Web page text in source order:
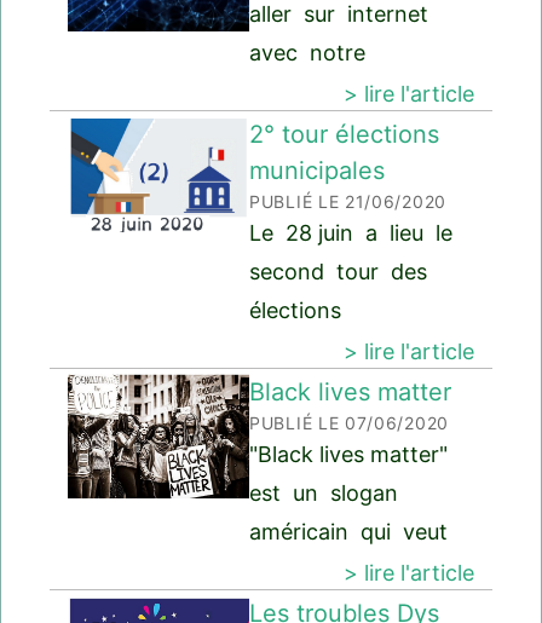
Chaque jour les
cyclistes s’
affrontent, par&
aller sur internet
avec notre
smartphone, nous
utilisons la 4G. C'est
la technologie de
4° génération,
avant on utilisait la
3 G. Ces
technologies nous
permettent de
communiquer
> lire l'article
2° tour élections
municipales
PUBLIÉ LE 21/06/2020
Le 28 juin a lieu le
second tour des
élections
municipales en
France. Ce 2° tour
devait se tenir le 22
mars, il a été
reporté à cause de
la Covid-19. voir
> lire l'article
Black lives matter
PUBLIÉ LE 07/06/2020
"Black lives matter"
est un slogan
américain qui veut
dire : la vie des
Noirs compte. C'est
> lire l'article
Les troubles Dys